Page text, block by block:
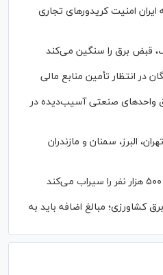
امنیت کریدورهای تجاری
قبض برق را سنگین می‌کند
در انتظار تأمین منابع مالی
واحدهای صنعتی آسیب‌دیده در
البرز، سمنان و مازندران
کشاورزی؛ مبالغ اضافه باید به